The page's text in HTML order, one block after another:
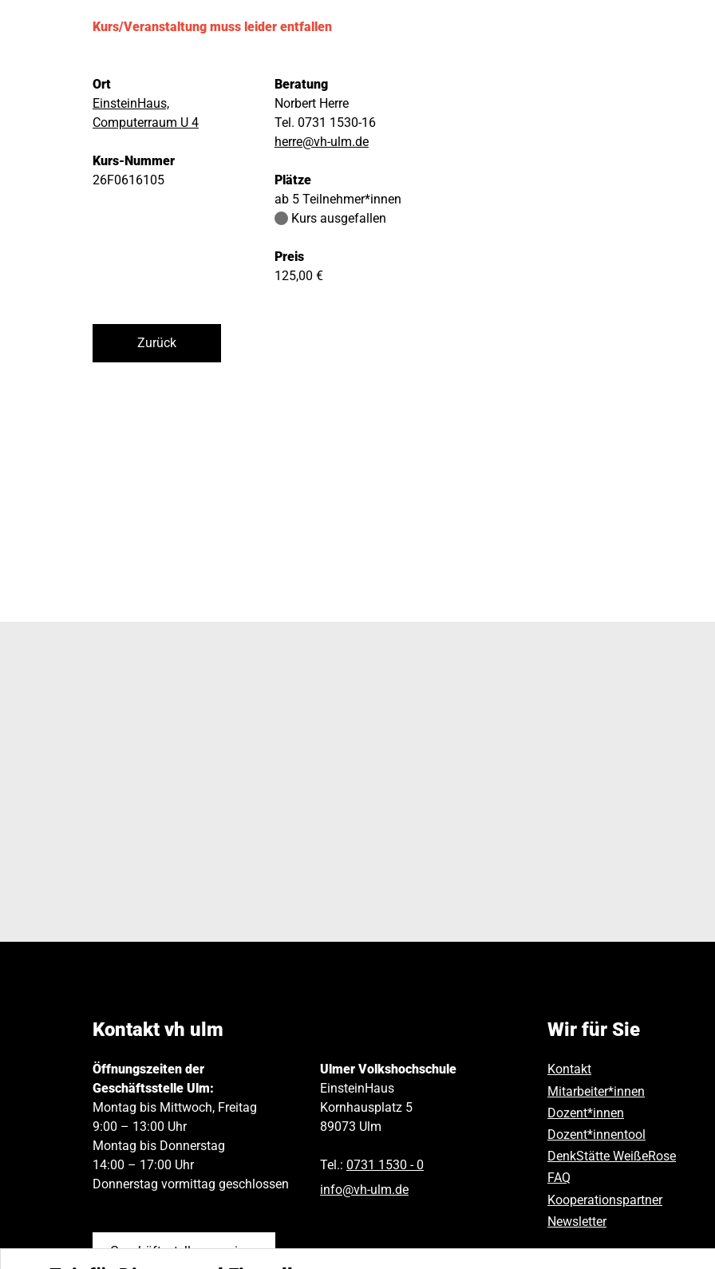
Kurs/Veranstaltung muss leider entfallen
Ort
EinsteinHaus,
Computerraum U 4
Kurs-Nummer
26F0616105
Beratung
Norbert Herre
Tel. 0731 1530-16
herre@vh-ulm.de
Plätze
ab 5 Teilnehmer*innen
Kurs ausgefallen
Preis
125,00 €
Zurück
Kontakt vh ulm
Öffnungszeiten der
Geschäftsstelle Ulm:
Montag bis Mittwoch, Freitag
9:00 – 13:00 Uhr
Montag bis Donnerstag
14:00 – 17:00 Uhr
Donnerstag vormittag geschlossen
Geschäftsstellen anzeigen
Ulmer Volkshochschule
EinsteinHaus
Kornhausplatz 5
89073 Ulm
Tel.: 0731 1530 ‑ 0
info@vh-ulm.de
Wir für Sie
Kontakt
Mitarbeiter*innen
Dozent*innen
Dozent*innentool
DenkStätte WeißeRose
FAQ
Kooperationspartner
Newsletter